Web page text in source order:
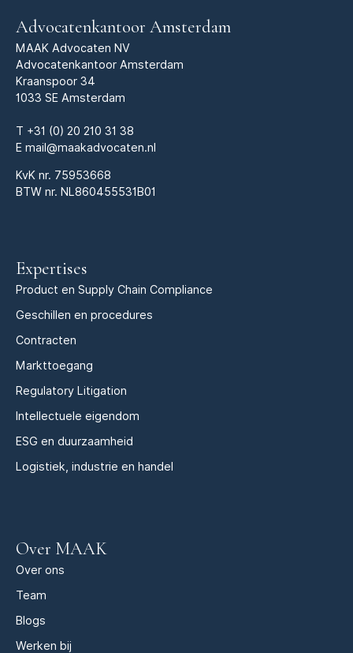
Advocatenkantoor Amsterdam
MAAK Advocaten NV
Advocatenkantoor Amsterdam
Kraanspoor 34
1033 SE Amsterdam
T +31 (0) 20 210 31 38
E mail@maakadvocaten.nl
KvK nr. 75953668
BTW nr. NL860455531B01
Expertises
Product en Supply Chain Compliance
Geschillen en procedures
Contracten
Markttoegang
Regulatory Litigation
Intellectuele eigendom
ESG en duurzaamheid
Logistiek, industrie en handel
Over MAAK
Over ons
Team
Blogs
Werken bij